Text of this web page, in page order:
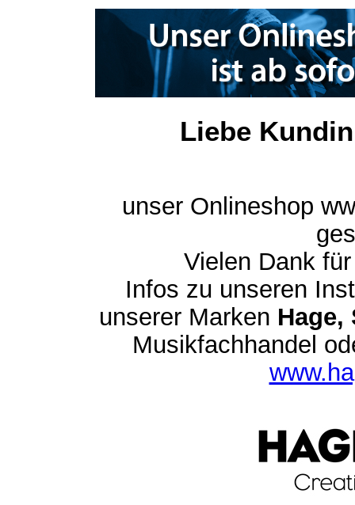
Liebe
unser Onlineshop
Vielen Dank
Infos zu unseren
unserer Marken Hage,
Musikfachhandel